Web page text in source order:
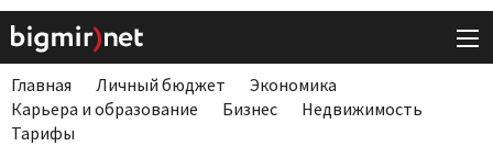
Главная Личный бюджет
Экономика
Карьера и образование
Бизнес
Недвижимость
Тарифы